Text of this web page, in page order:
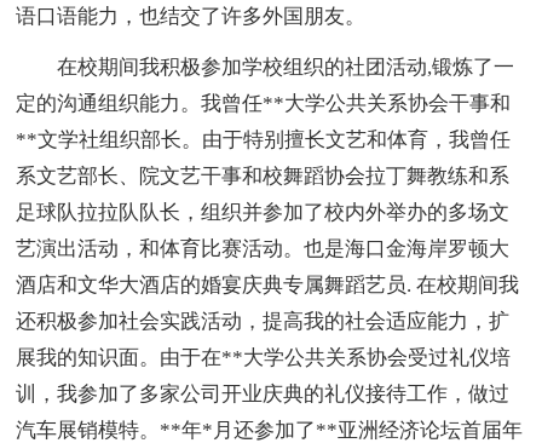
语口语能力，也结交了许多外国朋友。
在校期间我积极参加学校组织的社团活动,锻炼了一
定的沟通组织能力。我曾任**大学公共关系协会干事和
**文学社组织部长。由于特别擅长文艺和体育，我曾任
系文艺部长、院文艺干事和校舞蹈协会拉丁舞教练和系
足球队拉拉队队长，组织并参加了校内外举办的多场文
艺演出活动，和体育比赛活动。也是海口金海岸罗顿大
酒店和文华大酒店的婚宴庆典专属舞蹈艺员. 在校期间我
还积极参加社会实践活动，提高我的社会适应能力，扩
展我的知识面。由于在**大学公共关系协会受过礼仪培
训，我参加了多家公司开业庆典的礼仪接待工作，做过
汽车展销模特。**年*月还参加了**亚洲经济论坛首届年